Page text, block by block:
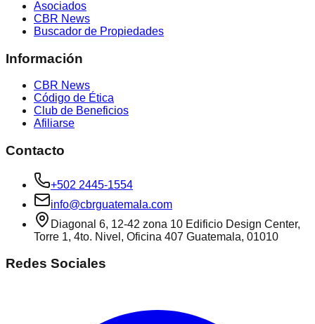
Asociados
CBR News
Buscador de Propiedades
Información
CBR News
Código de Ética
Club de Beneficios
Afiliarse
Contacto
+502 2445-1554
info@cbrguatemala.com
Diagonal 6, 12-42 zona 10 Edificio Design Center,
Torre 1, 4to. Nivel, Oficina 407 Guatemala, 01010
Redes Sociales